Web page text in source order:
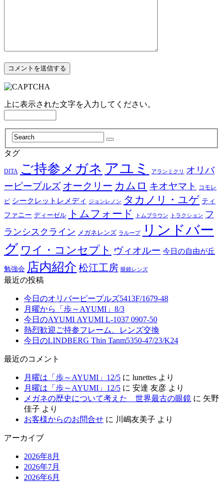
上に表示された文字を入力してください。
タグ
DITA ご持参メガネ アユミ アランミクリ
オリバ
ーピープルズ オークリー カムロ キオヤマト
コモレ
ビ シークレットレメディ ジョンレノン タカノリ・ユゲ ティ
ファニー ディーゼル トムフォード トムブラウン トラクション フ
ランシスクライン メガネレンズ ラループ
リンドバー
グ ワイ・コンセプト ヴィオルー 今日の自由が丘
勉強会 店内紹介 松江工房 眼鏡レンズ
最近の投稿
今日のオリバーピープルズ5413F/1679-48
月曜から「歩～AYUMI」8/3
今日のAYUMI AYUMI L-1037 0907-50
熱烈歓迎ご持参フレーム、レンズ交換
今日のLINDBERG Thin Tanm5350-47/23/K24
最近のコメント
月曜は「歩～AYUMI」12/5 に lunettes より
月曜は「歩～AYUMI」12/5 に 安達 友彦 より
メガネの歴史について考えた 世界最古の眼鏡 に 矢野
佳子 より
お客様からのお問合せ に 川嶋友美子 より
アーカイブ
2026年8月
2026年7月
2026年6月